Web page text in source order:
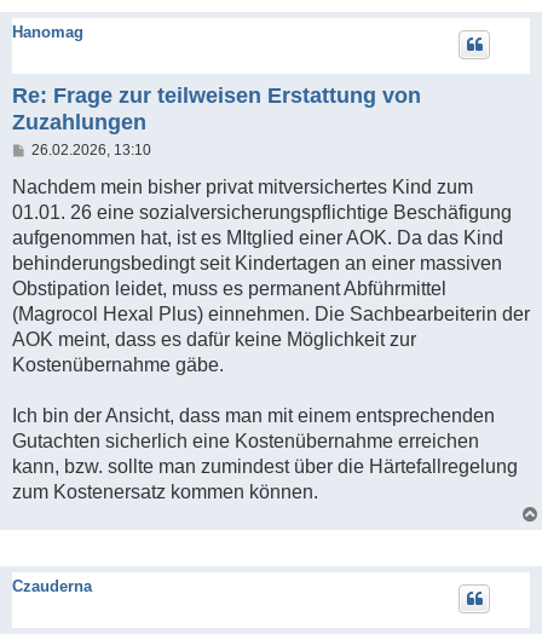
Hanomag
Re: Frage zur teilweisen Erstattung von
Zuzahlungen
B
i
r
a
26.02.2026, 13:10
Nachdem mein bisher privat mitversichertes Kind zum
01.01. 26 eine sozialversicherungspflichtige Beschäfigung
aufgenommen hat, ist es MItglied einer AOK. Da das Kind
behinderungsbedingt seit Kindertagen an einer massiven
Obstipation leidet, muss es permanent Abführmittel
(Magrocol Hexal Plus) einnehmen. Die Sachbearbeiterin der
AOK meint, dass es dafür keine Möglichkeit zur
Kostenübernahme gäbe.
Ich bin der Ansicht, dass man mit einem entsprechenden
Gutachten sicherlich eine Kostenübernahme erreichen
kann, bzw. sollte man zumindest über die Härtefallregelung
zum Kostenersatz kommen können.
Czauderna